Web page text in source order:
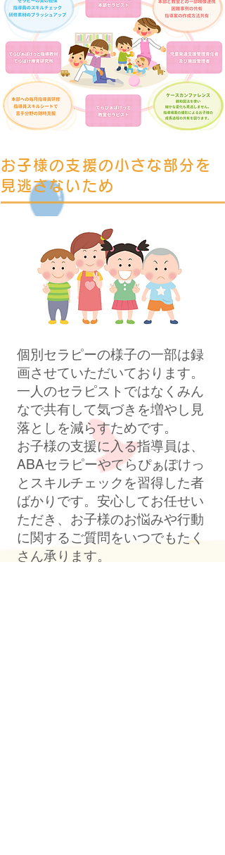
お子様の支援の小さな部分を
見逃さないため
個別セラピーの様子の一部は録
画させていただいております。
一人のセラピストではなくみん
なで共有して気づきを増やし見
落としを減らすためです。
お子様の支援に入る指導員は、
ABAセラピーやてらぴぁぽけっ
とスキルチェックを習得した者
ばかりです。安心してお任せい
ただき、お子様のお悩みや行動
に関するご質問をいつでもたく
さん承ります。